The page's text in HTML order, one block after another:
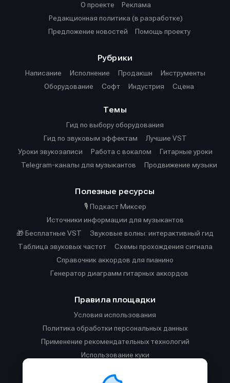
О проекте
Реклама
Редакционная политика (в разработке)
Предложение новостей
Помощь проекту
Рубрики
Написание
Исполнение Продакшн
Инструменты
Оборудование
Софт Индустрия Сцена
Темы
Гид по выбору оборудования
Гид по звуковым эффектам
Лучшие VST
Уроки звукозаписи
Работа с вокалом
Гитарные уроки
Telegram-каналы для музыкантов
Продвижение музыки
Полезные ресурсы
🎙️ Подкаст Миксер
Источники информации для музыкантов
🎁 Бесплатные VST
Звуковые волны: интерактивный гид
Таблица звуковых частот
Cхемы прохождения сигнала
Справочник аккордов для пианино
Генератор диаграмм гитарных аккордов
Правила площадки
Условия использования
Политика обработки персональных данных
Применение рекомендательных технологий
Использование куки
Правила общения в Телеграм-чате